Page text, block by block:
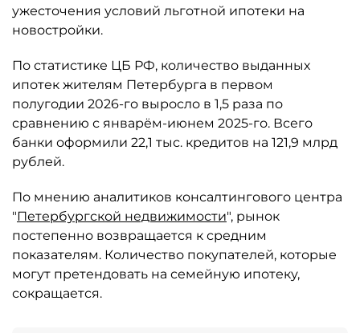
ужесточения условий льготной ипотеки на
новостройки.
По статистике ЦБ РФ, количество выданных
ипотек жителям Петербурга в первом
полугодии 2026-го выросло в 1,5 раза по
сравнению с январём-июнем 2025-го. Всего
банки оформили 22,1 тыс. кредитов на 121,9 млрд
рублей.
По мнению аналитиков консалтингового центра
"Петербургской недвижимости", рынок
постепенно возвращается к средним
показателям. Количество покупателей, которые
могут претендовать на семейную ипотеку,
сокращается.